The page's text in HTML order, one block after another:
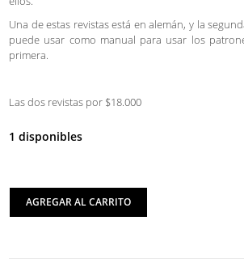
Una de estas revistas está en alemán, y la
puede usar como manual para usar los
primera.
Las dos revistas por $18.000
1 disponibles
AGREGAR AL CARRITO